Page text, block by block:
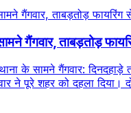
गैंगवार, ताबड़तोड़
के सामने गैंगवार:
ने पूरे शहर को दहला दिया।